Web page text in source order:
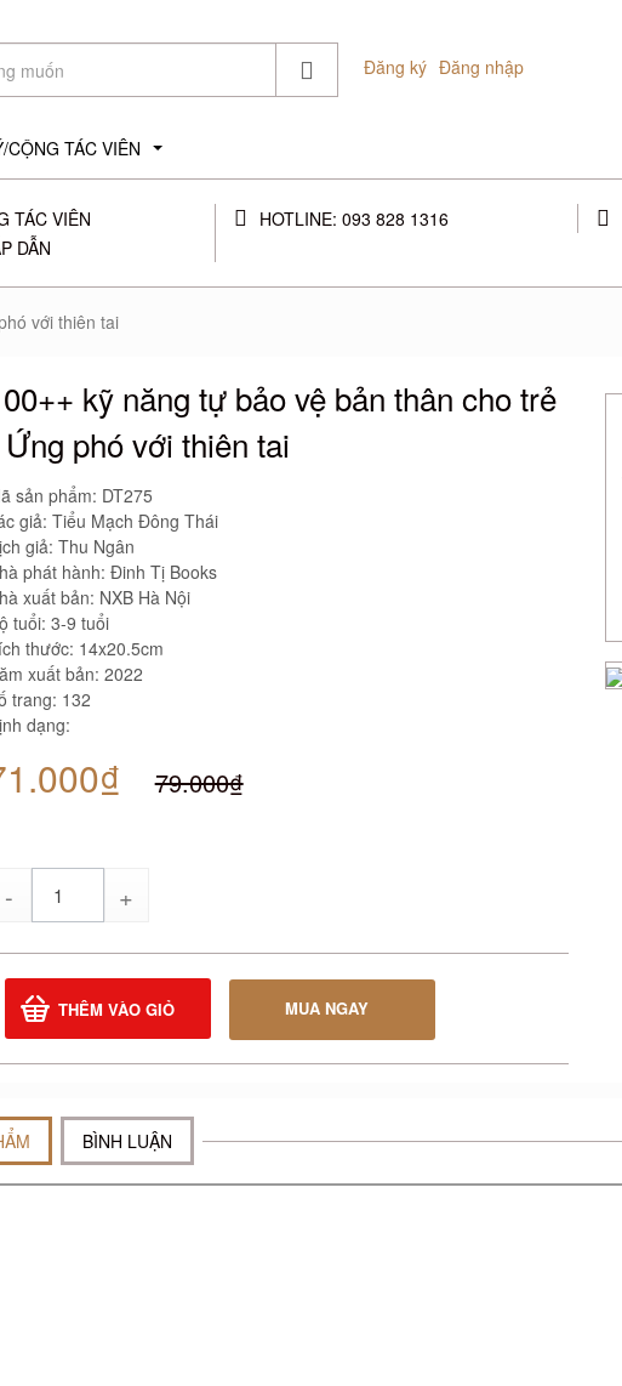
Đăng ký Đăng nhập
CỘNG TÁC VIÊN
TÁC VIÊN
DẪN
HOTLINE: 093 828 1316
với thiên tai
kỹ năng tự bảo vệ bản thân cho trẻ
phó với thiên tai
sản phẩm: DT275
giả: Tiểu Mạch Đông Thái
giả: Thu Ngân
phát hành: Đinh Tị Books
xuất bản: NXB Hà Nội
tuổi: 3-9 tuổi
thước: 14x20.5cm
xuất bản: 2022
trang: 132
dạng:
79.000₫
THÊM VÀO GIỎ MUA NGAY
BÌNH LUẬN